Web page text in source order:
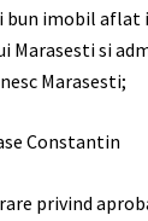
bun imobil aflat
Marasesti si
Marasesti;
Constantin
privind